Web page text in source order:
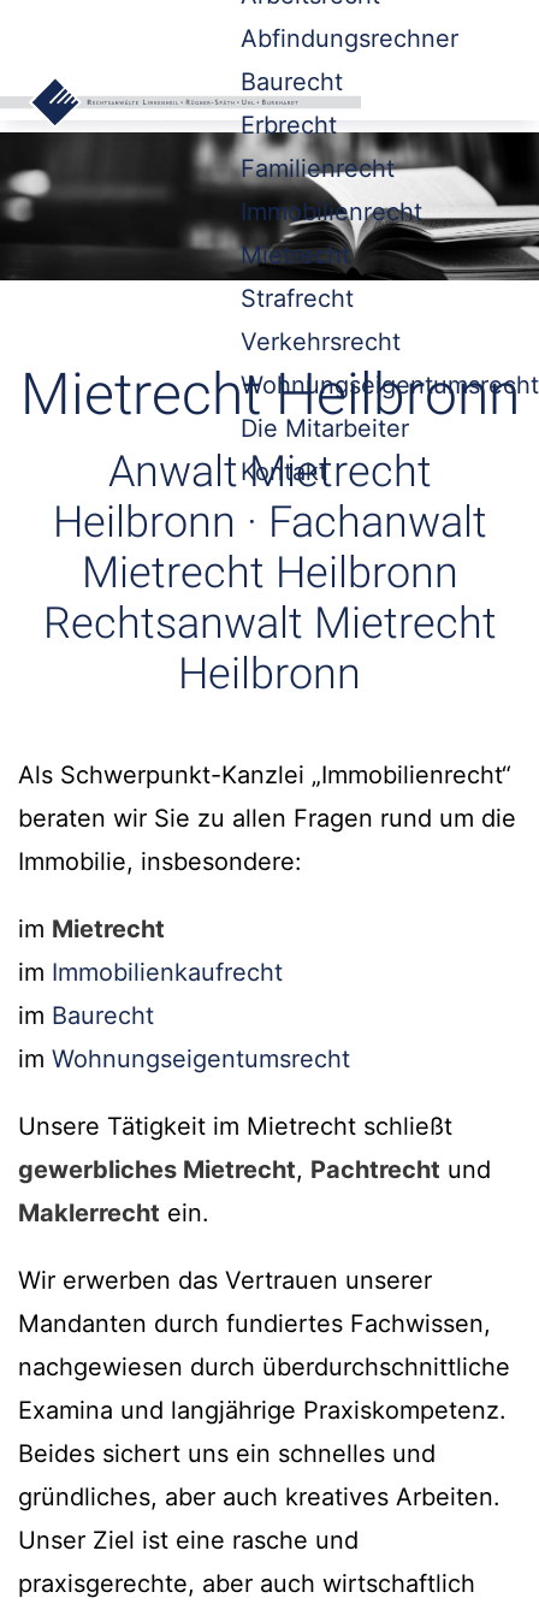
Abfindungsrechner
Baurecht
Erbrecht
Familienrecht
Immobilienrecht
Mietrecht
Strafrecht
Verkehrsrecht
Wohnungseigentumsrecht
Die Mitarbeiter
Kontakt
Mietrecht Heilbronn
Anwalt Mietrecht
Heilbronn · Fachanwalt
Mietrecht Heilbronn
Rechtsanwalt Mietrecht
Heilbronn
Als Schwerpunkt-Kanzlei „Immobilienrecht“
beraten wir Sie zu allen Fragen rund um die
Immobilie, insbesondere:
im Mietrecht
im Immobilienkaufrecht
im Baurecht
im Wohnungseigentumsrecht
Unsere Tätigkeit im Mietrecht schließt
gewerbliches Mietrecht, Pachtrecht und
Maklerrecht ein.
Wir erwerben das Vertrauen unserer
Mandanten durch fundiertes Fachwissen,
nachgewiesen durch überdurchschnittliche
Examina und langjährige Praxiskompetenz.
Beides sichert uns ein schnelles und
gründliches, aber auch kreatives Arbeiten.
Unser Ziel ist eine rasche und
praxisgerechte, aber auch wirtschaftlich